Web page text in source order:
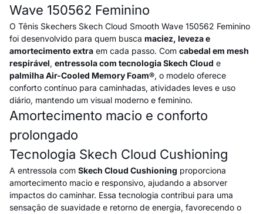
Wave 150562 Feminino
O Tênis Skechers Skech Cloud Smooth Wave 150562 Feminino
foi desenvolvido para quem busca maciez, leveza e
amortecimento extra em cada passo. Com cabedal em mesh
respirável, entressola com tecnologia Skech Cloud e
palmilha Air-Cooled Memory Foam®, o modelo oferece
conforto contínuo para caminhadas, atividades leves e uso
diário, mantendo um visual moderno e feminino.
Amortecimento macio e conforto
prolongado
Tecnologia Skech Cloud Cushioning
A entressola com Skech Cloud Cushioning proporciona
amortecimento macio e responsivo, ajudando a absorver
impactos do caminhar. Essa tecnologia contribui para uma
sensação de suavidade e retorno de energia, favorecendo o